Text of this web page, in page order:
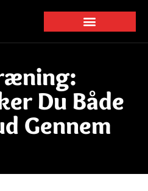
Du Både
Gennem